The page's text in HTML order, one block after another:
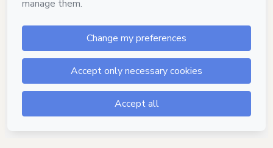
herramientas en mi vida
vendedor. Estoy aprendiendo a
relacionarme mejor con mis
clientes. Recomiendo esta
formación a todo aquel que
quiera hacer crecer su negocio."